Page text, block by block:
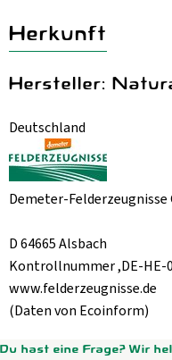
Herkunft
Hersteller:
Deutschland
Demeter-Felderzeugnisse
D 64665 Alsbach
Kontrollnummer ,DE-HE-
www.felderzeugnisse.de
(Daten von Ecoinform)
Du hast eine Frage? Wir